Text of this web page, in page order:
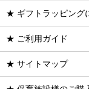
★ ギフトラッピング
★ ご利用ガイド
★ サイトマップ